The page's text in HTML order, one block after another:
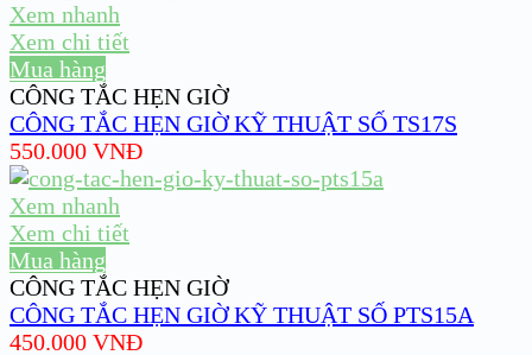
Xem nhanh
Xem chi tiết
Mua hàng
CÔNG TẮC HẸN GIỜ
CÔNG TẮC HẸN GIỜ KỸ THUẬT SỐ TS17S
550.000 VNĐ
Xem nhanh
Xem chi tiết
Mua hàng
CÔNG TẮC HẸN GIỜ
CÔNG TẮC HẸN GIỜ KỸ THUẬT SỐ PTS15A
450.000 VNĐ